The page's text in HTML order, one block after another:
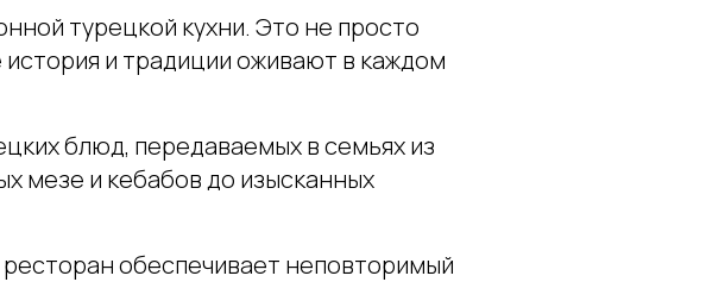
турецкой кухни. Это не просто
и традиции оживают в каждом
блюд, передаваемых в семьях из
мезе и кебабов до изысканных
обеспечивает неповторимый